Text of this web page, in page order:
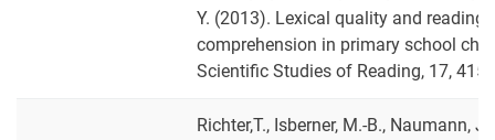
Y. (2013). Lexical quality and reading
comprehension in primary school
Scientific Studies of Reading, 17, 415-
Richter,T., Isberner, M.-B., Naumann, J.